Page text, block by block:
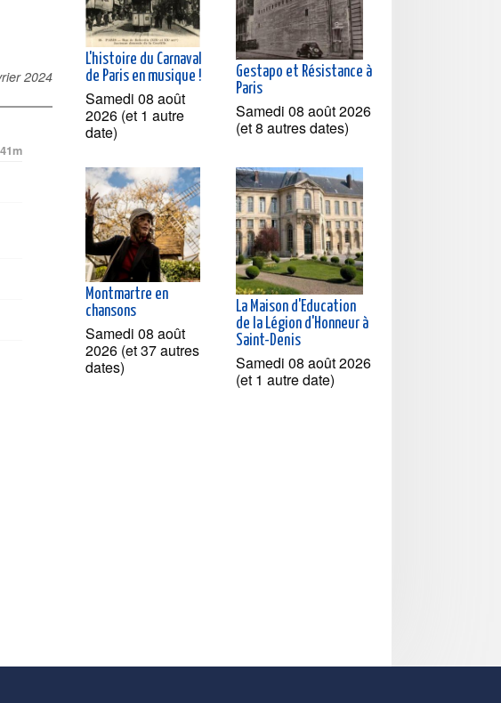
2024
L'histoire du Carnaval
de Paris en musique !
Samedi 08 août
2026 (et 1 autre
date)
Gestapo et Résistance à
Paris
Samedi 08 août 2026
(et 8 autres dates)
Montmartre en
chansons
Samedi 08 août
2026 (et 37 autres
dates)
La Maison d'Education
de la Légion d'Honneur à
Saint-Denis
Samedi 08 août 2026
(et 1 autre date)